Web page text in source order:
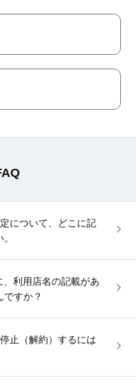
について、どこに記
、利用店名の記載があ
ですか？
止（解約）するには